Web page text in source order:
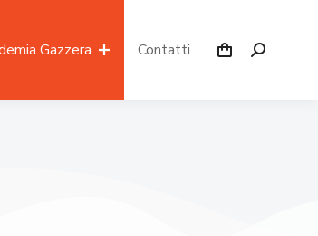
Gazzera Contatti